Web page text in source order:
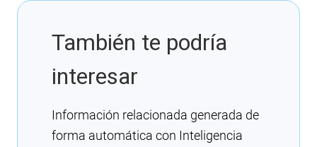
También te podría
interesar
Información relacionada generada de
forma automática con Inteligencia